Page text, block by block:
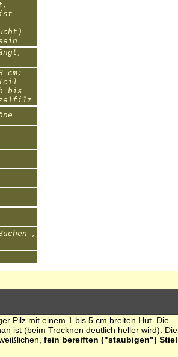
cm;
bis
,
Pilz mit einem 1 bis 5 cm breiten Hut. Die
ist (beim Trocknen deutlich heller wird). Die
fein bereiften ("staubigen") Stiel